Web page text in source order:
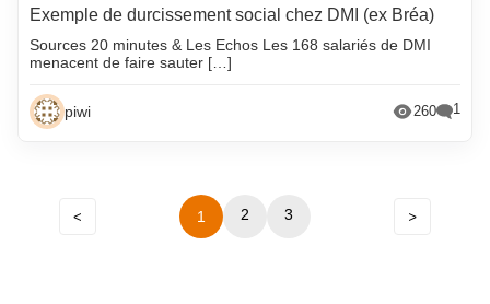
Exemple de durcissement social chez DMI (ex Bréa)
Sources 20 minutes & Les Echos Les 168 salariés de DMI
menacent de faire sauter […]
piwi 260 1
Navigation
1 2 3 Suivant